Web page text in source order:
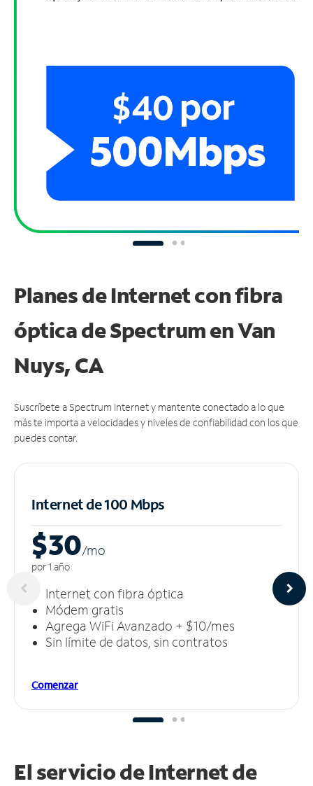
Planes de Internet con fibra
óptica de Spectrum en Van
Nuys, CA
Suscríbete a Spectrum Internet y mantente conectado a lo que
más te importa a velocidades y niveles de confiabilidad con los que
puedes contar.
Internet de 100 Mbps
$30/mo
por 1 año
Internet con fibra óptica
Módem gratis
Agrega WiFi Avanzado + $10/mes
Sin límite de datos, sin contratos
Comenzar
El servicio de Internet de